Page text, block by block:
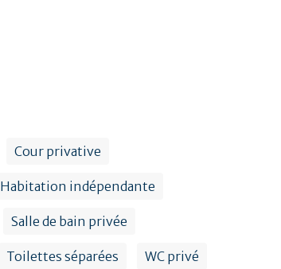
Cour privative
Habitation indépendante
Salle de bain privée
Toilettes séparées WC privé